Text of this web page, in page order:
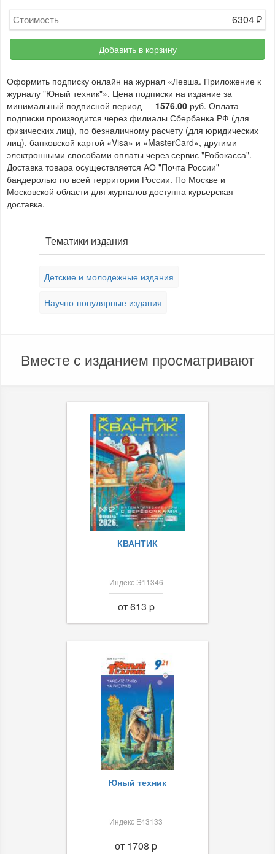
Стоимость 6304₽
Добавить в корзину
Оформить подписку онлайн на журнал «Левша. Приложение к
журналу "Юный техник"». Цена подписки на издание за
минимальный подписной период — 1576.00 руб. Оплата
подписки производится через филиалы Сбербанка РФ (для
физических лиц), по безналичному расчету (для юридических
лиц), банковской картой «Visa» и «MasterCard», другими
электронными способами оплаты через сервис "Робокасса".
Доставка товара осуществляется АО "Почта России"
бандеролью по всей территории России. По Москве и
Московской области для журналов доступна курьерская
доставка.
Тематики издания
Детские и молодежные издания
Научно-популярные издания
Вместе с изданием просматривают
КВАНТИК
Индекс Э11346
от 613 p
Юный техник
Индекс Е43133
от 1708 p